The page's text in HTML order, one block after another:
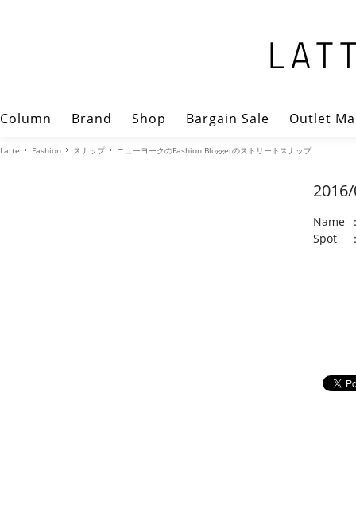
Column Brand Shop Bargain Sale Outlet
Latte Fashion スナップ ニューヨークのFashion Bloggerのストリートスナップ
Name
Spot